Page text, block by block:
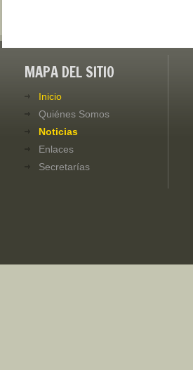
MAPA DEL SITIO
Inicio
Quiénes Somos
Noticias
Enlaces
Secretarías